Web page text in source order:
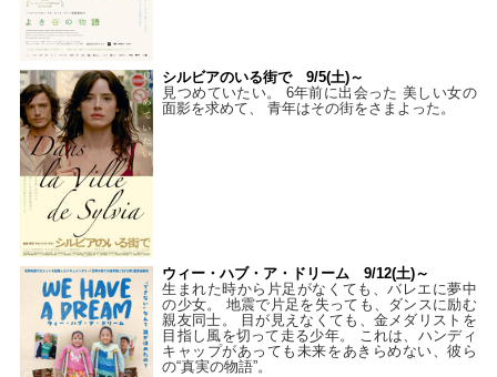
シルビアのいる街で 9/5(土)～
見つめていたい。 6年前に出会った 美しい女の
面影を求めて、 青年はその街をさまよった。
ウィー・ハブ・ア・ドリーム 9/12(土)～
生まれた時から片足がなくても、バレエに夢中
の少女。 地震で片足を失っても、ダンスに励む
親友同士。 目が見えなくても、金メダリストを
目指し風を切って走る少年。 これは、ハンディ
キャップがあっても未来をあきらめない、彼ら
の“真実の物語”。